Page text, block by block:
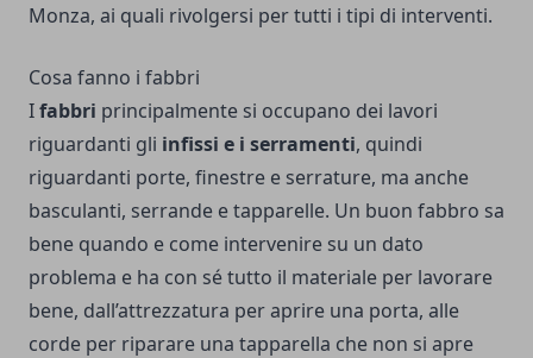
Monza, ai quali rivolgersi per tutti i tipi di interventi.
Cosa fanno i fabbri
Ifabbri principalmente si occupano dei lavori
riguardanti gli infissi e i serramenti, quindi
riguardanti porte, finestre e serrature, ma anche
basculanti, serrande e tapparelle. Un buon fabbro sa
bene quando e come intervenire su un dato
problema e ha con sé tutto il materiale per lavorare
bene, dall’attrezzatura per aprire una porta, alle
corde per riparare una tapparella che non si apre